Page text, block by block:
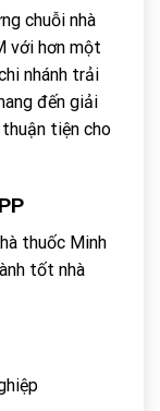
chuỗi nhà
với hơn một
nhánh trải
đến giải
tiện cho
thuốc Minh
tốt nhà